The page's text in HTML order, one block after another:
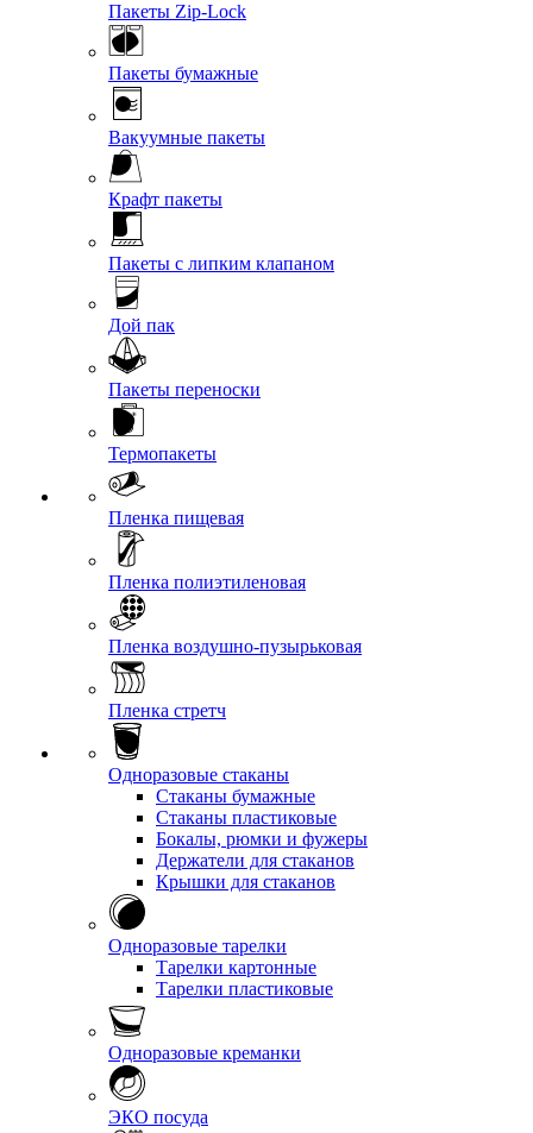
Пакеты Zip-Lock
Пакеты бумажные
Вакуумные пакеты
Крафт пакеты
Пакеты с липким клапаном
Дой пак
Пакеты переноски
Термопакеты
Пленка пищевая
Пленка полиэтиленовая
Пленка воздушно-пузырьковая
Пленка стретч
Одноразовые стаканы
Стаканы бумажные
Стаканы пластиковые
Бокалы, рюмки и фужеры
Держатели для стаканов
Крышки для стаканов
Одноразовые тарелки
Тарелки картонные
Тарелки пластиковые
Одноразовые креманки
ЭКО посуда